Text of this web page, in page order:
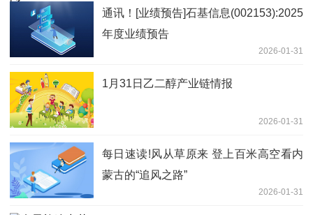
通讯！[业绩预告]石基信息(002153):2025
年度业绩预告
2026-01-31
1月31日乙二醇产业链情报
2026-01-31
每日速读!风从草原来 登上百米高空看内
蒙古的“追风之路”
2026-01-31